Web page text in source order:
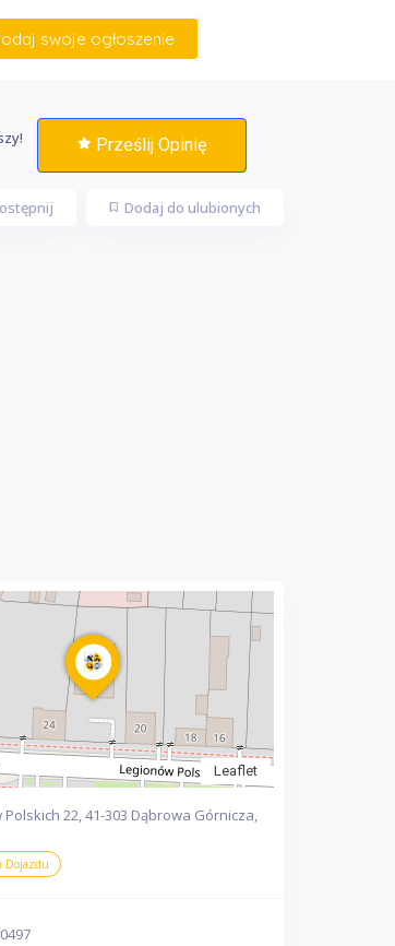
swoje ogłoszenie
Prześlij Opinię
Dodaj do ulubionych
Leaflet
Polskich 22, 41-303 Dąbrowa Górnicza,
Dojazdu